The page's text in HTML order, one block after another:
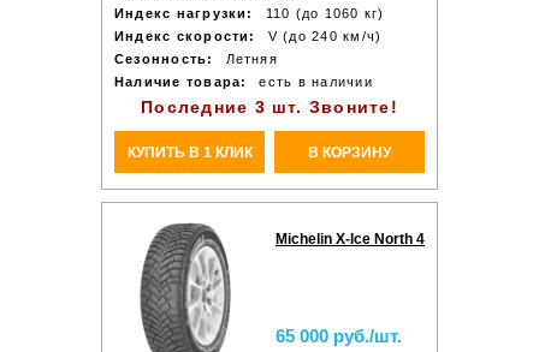
Индекс нагрузки:
110 (до 1060 кг)
Индекс скорости:
V (до 240 км/ч)
Сезонность:
Летняя
Наличие товара:
есть в наличии
Последние 3 шт. Звоните!
КУПИТЬ В 1 КЛИК В КОРЗИНУ
Michelin X-Ice North 4
65 000 руб./шт.